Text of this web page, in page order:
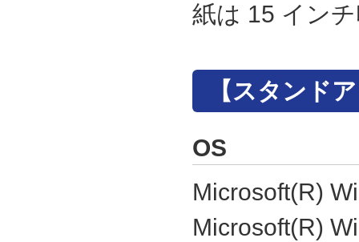
紙は 15 イン
【スタンド
OS
Microsoft(R)
Microsoft(R)